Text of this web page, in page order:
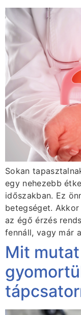
Sokan
egy nehezebb
időszakban. Ez
betegséget.
az égő érzés
fennáll, vagy már
Mit